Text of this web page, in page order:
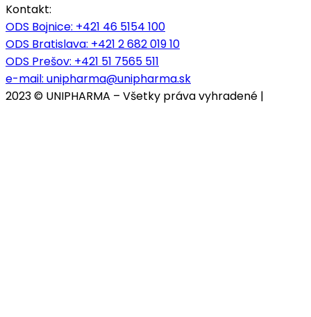
Kontakt:
ODS Bojnice: +421 46 5154 100
ODS Bratislava: +421 2 682 019 10
ODS Prešov: +421 51 7565 511
e-mail: unipharma@unipharma.sk
2023 © UNIPHARMA – Všetky práva vyhradené |